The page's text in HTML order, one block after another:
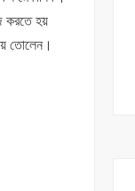
করতে হয়
তোলেন।